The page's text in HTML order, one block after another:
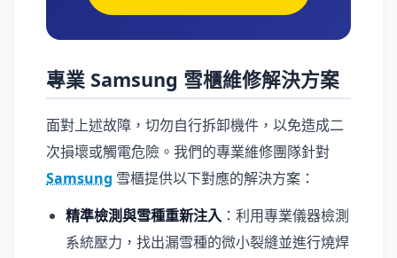
專業 Samsung 雪櫃維修解決方案
面對上述故障，切勿自行拆卸機件，以免造成二
次損壞或觸電危險。我們的專業維修團隊針對
Samsung 雪櫃提供以下對應的解決方案：
精準檢測與雪種重新注入 ：利用專業儀器檢測
系統壓力，找出漏雪種的微小裂縫並進行燒焊